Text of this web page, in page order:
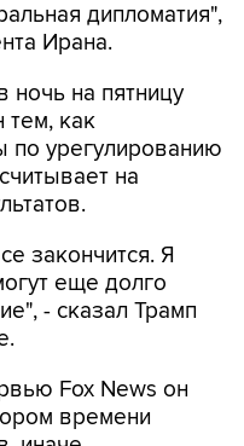
дипломатия",
Ирана.
ночь на пятницу
тем, как
по урегулированию
на
закончится. Я
еще долго
- сказал Трамп
Fox News он
времени